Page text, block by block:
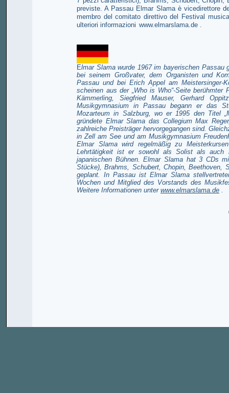
previste. A Passau Elmar Slama è vicedirettore
membro del comitato direttivo del Festival
ulteriori informazioni www.elmarslama.de .
Elmar Slama wurde 1967 im bayerischen
bei seinem Großvater, dem Organisten und
Passau und bei Erich Appel am Meistersinger-
scheinen aus der „Who is Who“-Seite
Kämmerling, Siegfried Mauser, Gerhard
Musikgymnasium in Passau begann er das
Mozarteum in Salzburg, wo er 1995 den Titel
gründete Elmar Slama das Collegium Max
zahlreiche Preisträger hervorgegangen sind.
in Zell am See und am Musikgymnasium
Elmar Slama wird regelmäßig zu
Lehrtätigkeit ist er sowohl als Solist als auch
japanischen Bühnen. Elmar Slama hat 3 CDs
Stücke), Brahms, Schubert, Chopin, Beethoven,
geplant. In Passau ist Elmar Slama
Wochen und Mitglied des Vorstands des
Weitere Informationen unter www.elmarslama.de .